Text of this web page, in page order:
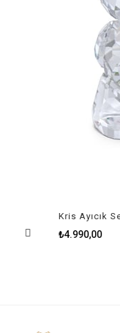
Kris Ayıcık
₺4.990,00